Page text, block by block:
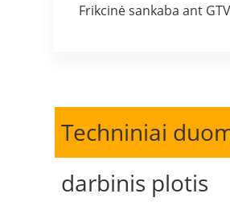
Frikcinė sankaba ant
Techniniai
darbinis plotis